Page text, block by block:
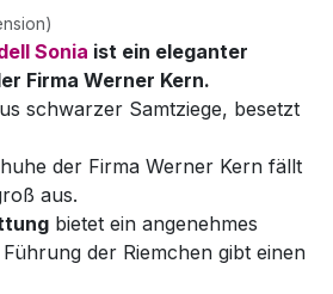
Sonia ist ein eleganter
Firma Werner Kern.
schwarzer Samtziege, besetzt
der Firma Werner Kern fällt
aus.
bietet ein angenehmes
der Riemchen gibt einen